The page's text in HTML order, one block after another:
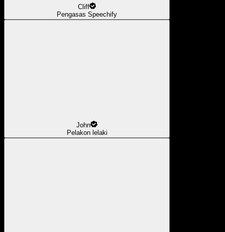
Cliff
Pengasas Speechify
John
Pelakon lelaki